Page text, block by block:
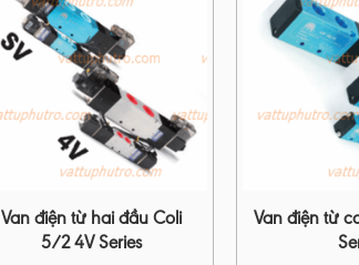
Van điện từ hai đầu Coli
5/2 4V Series
Van điện từ